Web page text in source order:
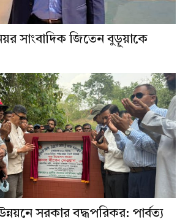
সাংবাদিক জিতেন বুড়ুয়াকে
সরকার বদ্ধপরিকর: পার্বত্য